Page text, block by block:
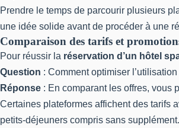
Prendre le temps de parcourir plusieurs
une idée solide avant de procéder à une
Comparaison des tarifs et
Pour réussir la réservation d’un hôtel
Question : Comment optimiser
Réponse : En comparant les offres, vous
Certaines plateformes affichent des tarifs
petits-déjeuners compris sans supplément.